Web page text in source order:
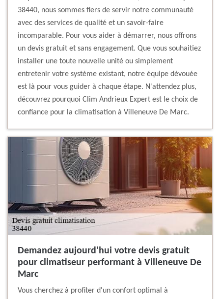
38440, nous sommes fiers de servir notre communauté
avec des services de qualité et un savoir-faire
incomparable. Pour vous aider à démarrer, nous offrons
un devis gratuit et sans engagement. Que vous souhaitiez
installer une toute nouvelle unité ou simplement
entretenir votre système existant, notre équipe dévouée
est là pour vous guider à chaque étape. N'attendez plus,
découvrez pourquoi Clim Andrieux Expert est le choix de
confiance pour la climatisation à Villeneuve De Marc.
Demandez aujourd'hui votre devis gratuit
pour climatiseur performant à Villeneuve De
Marc
Vous cherchez à profiter d'un confort optimal à